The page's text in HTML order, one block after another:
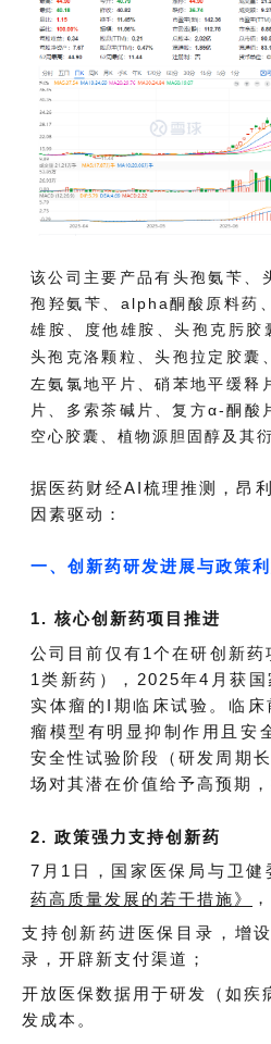
该公司主要产品有头孢氨苄、
孢羟氨苄、alpha酮酸原料药
雄胺、度他雄胺、头孢克肟胶
头孢克洛颗粒、头孢拉定胶囊
左氨氯地平片、硝苯地平缓释
片、多索茶碱片、复方α-酮酸
空心胶囊、植物源胆固醇及其
据医药财经AI梳理推测，昂
因素驱动：
一、创新药研发进展与政策
1. 核心创新药项目推进
公司目前仅有1个在研创新
1类新药），2025年4月获
实体瘤的I期临床试验。临
瘤模型有明显抑制作用且安
安全性试验阶段（研发周期
场对其潜在价值给予高预期，
2. 政策强力支持创新药
7月1日，国家医保局与卫健
药高质量发展的若干措施》
支持创新药进医保目录，增
录，开辟新支付渠道；
开放医保数据用于研发（如疾
发成本。